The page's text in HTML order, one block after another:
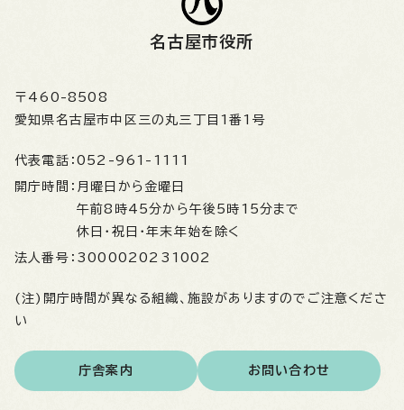
名古屋市役所
〒460-8508
愛知県名古屋市中区三の丸三丁目1番1号
代表電話： 052-961-1111
開庁時間： 月曜日から金曜日
午前8時45分から午後5時15分まで
休日・祝日・年末年始を除く
法人番号： 3000020231002
(注)開庁時間が異なる組織、施設がありますのでご注意くださ
い
庁舎案内 お問い合わせ